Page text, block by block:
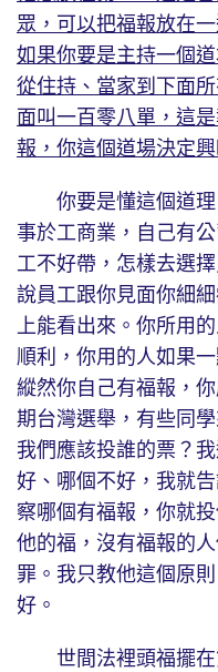
眾，可以把福報放在
如果你要是主持一個
從住持、當家到下面
面叫一百零八單，這
報，你這個道場決定
你要是懂這個道理
事於工商業，自己有
工不好帶，怎樣去選
說員工跟你見面你細
上能看出來。你所用
順利，你用的人如果
縱然你自己有福報，
期台灣選舉，有些同
我們應該投誰的票？
好、哪個不好，我就
察哪個有福報，你就
他的福，沒有福報的
罪。我只教他這個原
好。
世間法裡頭福擺在